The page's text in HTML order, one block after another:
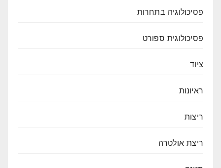
פסיכולוגיה בתחרות
פסיכולוגית ספורט
ציוד
ראיונות
ריצות
ריצת אולטרה